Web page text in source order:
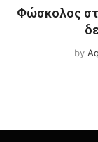
Φώσκολος
by